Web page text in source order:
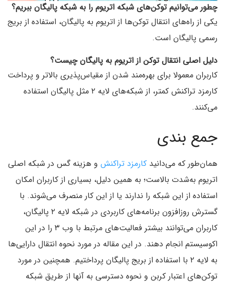
چطور می‌توانیم توکن‌های شبکه اتریوم را به شبکه پالیگان ببریم؟
یکی از راه‌های انتقال توکن‌ها از اتریوم به پالیگان، استفاده از بریج
رسمی پالیگان است.
دلیل اصلی انتقال توکن از اتریوم به پالیگان چیست؟
کاربران معمولا برای بهره‌مند شدن از مقیاس‌پذیری بالاتر و پرداخت
کارمزد تراکنش کمتر، از شبکه‌های لایه ۲ مثل پالیگان استفاده
می‌کنند.
جمع بندی
همان‌طور که می‌دانید کارمزد تراکنش و هزینه گس در شبکه اصلی
اتریوم به‌شدت بالاست؛ به همین دلیل، بسیاری از کاربران امکان
استفاده از این شبکه را ندارند یا از این کار منصرف می‌شوند. با
گسترش روزافزون برنامه‌های کاربردی در شبکه لایه ۲ پالیگان،
کاربران می‌توانند بیشتر فعالیت‌های مرتبط با وب ۳ را در این
اکوسیستم انجام دهند. در این مقاله در مورد نحوه انتقال دارایی‌ها
به لایه ۲ با استفاده از بریج پالیگان پرداختیم. همچنین در مورد
توکن‌های اعتبار کربن و نحوه دسترسی به آنها از طریق شبکه